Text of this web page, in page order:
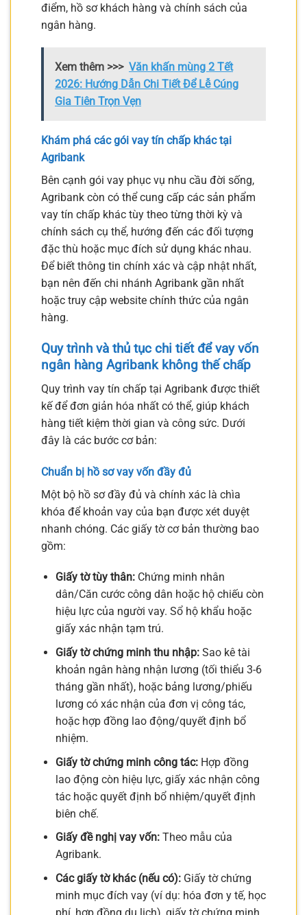
điểm, hồ sơ khách hàng và chính sách của
ngân hàng.
Xem thêm >>> Văn khấn mùng 2 Tết
2026: Hướng Dẫn Chi Tiết Để Lễ Cúng
Gia Tiên Trọn Vẹn
Khám phá các gói vay tín chấp khác tại
Agribank
Bên cạnh gói vay phục vụ nhu cầu đời sống,
Agribank còn có thể cung cấp các sản phẩm
vay tín chấp khác tùy theo từng thời kỳ và
chính sách cụ thể, hướng đến các đối tượng
đặc thù hoặc mục đích sử dụng khác nhau.
Để biết thông tin chính xác và cập nhật nhất,
bạn nên đến chi nhánh Agribank gần nhất
hoặc truy cập website chính thức của ngân
hàng.
Quy trình và thủ tục chi tiết đểvay vốn
ngân hàng Agribank không thế chấp
Quy trình vay tín chấp tại Agribank được thiết
kế để đơn giản hóa nhất có thể, giúp khách
hàng tiết kiệm thời gian và công sức. Dưới
đây là các bước cơ bản:
Chuẩn bị hồ sơ vay vốn đầy đủ
Một bộ hồ sơ đầy đủ và chính xác là chìa
khóa để khoản vay của bạn được xét duyệt
nhanh chóng. Các giấy tờ cơ bản thường bao
gồm:
Giấy tờ tùy thân:Chứng minh nhân
dân/Căn cước công dân hoặc hộ chiếu còn
hiệu lực của người vay. Sổ hộ khẩu hoặc
giấy xác nhận tạm trú.
Giấy tờ chứng minh thu nhập:Sao kê tài
khoản ngân hàng nhận lương (tối thiểu 3-6
tháng gần nhất), hoặc bảng lương/phiếu
lương có xác nhận của đơn vị công tác,
hoặc hợp đồng lao động/quyết định bổ
nhiệm.
Giấy tờ chứng minh công tác:Hợp đồng
lao động còn hiệu lực, giấy xác nhận công
tác hoặc quyết định bổ nhiệm/quyết định
biên chế.
Giấy đề nghị vay vốn:Theo mẫu của
Agribank.
Các giấy tờ khác (nếu có):Giấy tờ chứng
minh mục đích vay (ví dụ: hóa đơn y tế, học